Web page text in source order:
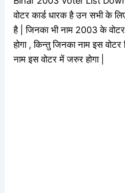
वोटर कार्ड धारक है उन सभी के
है | जिनका भी नाम 2003 के
होगा , किन्तु जिनका नाम इस
नाम इस वोटर में जरुर होगा |